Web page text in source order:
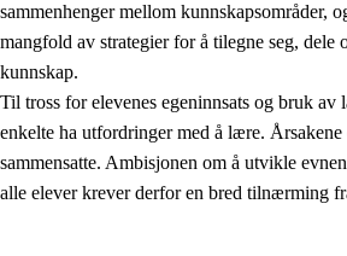
Å lære å lære
Tverrfaglige temaer
sammenhenger mellom kunnskapsområder,
mangfold av strategier for å tilegne seg, dele
kunnskap.
Til tross for elevenes egeninnsats og bruk av
enkelte ha utfordringer med å lære. Årsakene
sammensatte. Ambisjonen om å utvikle
alle elever krever derfor en bred tilnærming